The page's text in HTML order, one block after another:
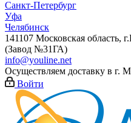
Санкт-Петербург
Уфа
Челябинск
141107 Московская область,
(Завод №31ГА)
info@youline.net
Осуществляем доставку в г.
Войти